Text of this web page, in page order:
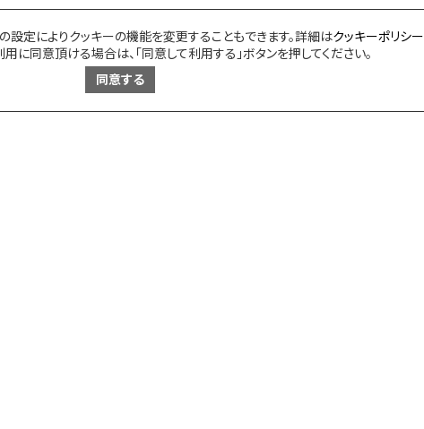
設定によりクッキーの機能を変更することもできます。詳細はクッキーポリシー
同意頂ける場合は、「同意して利用する」ボタンを押してください。
同意する